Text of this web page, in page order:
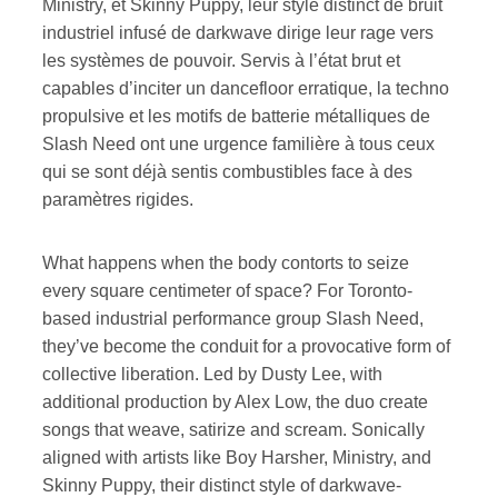
Ministry, et Skinny Puppy, leur style distinct de bruit
industriel infusé de darkwave dirige leur rage vers
les systèmes de pouvoir. Servis à l’état brut et
capables d’inciter un dancefloor erratique, la techno
propulsive et les motifs de batterie métalliques de
Slash Need ont une urgence familière à tous ceux
qui se sont déjà sentis combustibles face à des
paramètres rigides.
What happens when the body contorts to seize
every square centimeter of space? For Toronto-
based industrial performance group Slash Need,
they’ve become the conduit for a provocative form of
collective liberation. Led by Dusty Lee, with
additional production by Alex Low, the duo create
songs that weave, satirize and scream. Sonically
aligned with artists like Boy Harsher, Ministry, and
Skinny Puppy, their distinct style of darkwave-